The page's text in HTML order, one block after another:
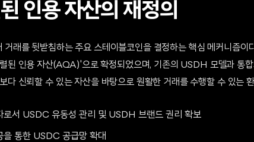
인용 자산의 재정의
래를 뒷받침하는 주요 스테이블코인을 결정하는 핵심 메커니즘이
된 인용 자산(AQA)'으로 확정되었으며, 기존의 USDH 모델과 통
다 신뢰할 수 있는 자산을 바탕으로 원활한 거래를 수행할 수 있는
로서 USDC 유동성 관리 및 USDH 브랜드 권리 확보
을 통한 USDC 공급망 확대